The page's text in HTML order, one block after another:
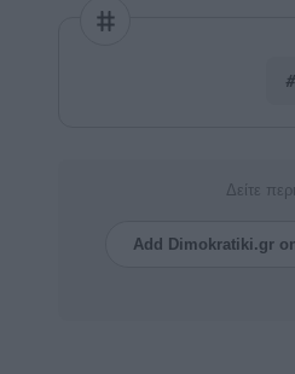
Δείτε
Add Dimokratiki.gr